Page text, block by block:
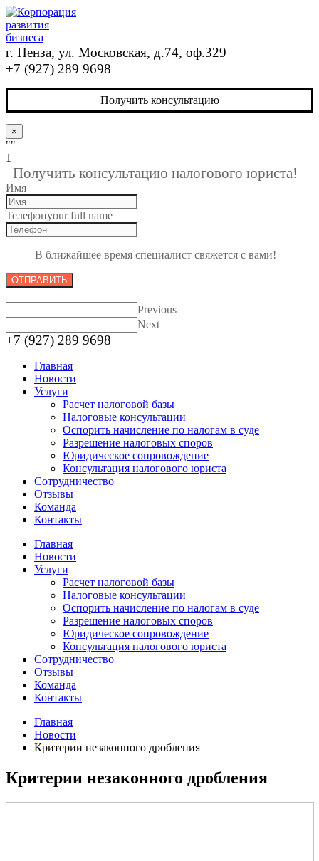
г. Пенза, ул. Московская, д.74, оф.329
+7 (927) 289 9698
Получить консультацию
×
""
1
Получить консультацию налогового юриста!
Имя
Телефонyour full name
В ближайшее время специалист свяжется с вами!
ОТПРАВИТЬ
Previous
Next
+7 (927) 289 9698
Главная
Новости
Услуги
Расчет налоговой базы
Налоговые консультации
Оспорить начисление по налогам в суде
Разрешение налоговых споров
Юридическое сопровождение
Консультация налогового юриста
Сотрудничество
Отзывы
Команда
Контакты
Главная
Новости
Услуги
Расчет налоговой базы
Налоговые консультации
Оспорить начисление по налогам в суде
Разрешение налоговых споров
Юридическое сопровождение
Консультация налогового юриста
Сотрудничество
Отзывы
Команда
Контакты
Главная
Новости
Критерии незаконного дробления
Критерии незаконного дробления